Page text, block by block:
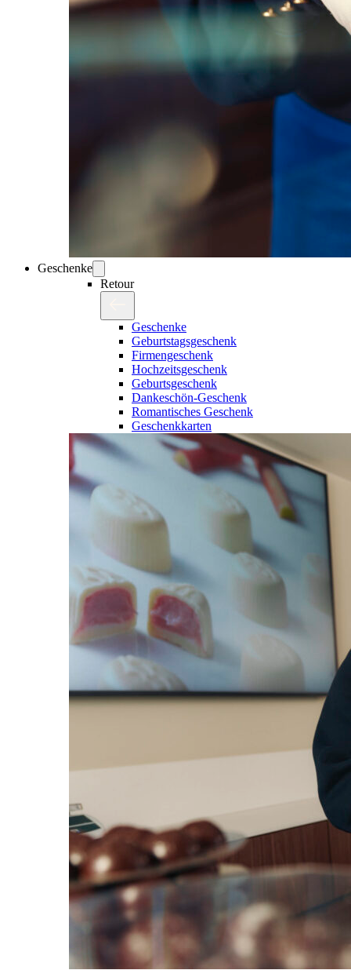
Geschenke
Retour
Geschenke
Geburtstagsgeschenk
Firmengeschenk
Hochzeitsgeschenk
Geburtsgeschenk
Dankeschön-Geschenk
Romantisches Geschenk
Geschenkkarten